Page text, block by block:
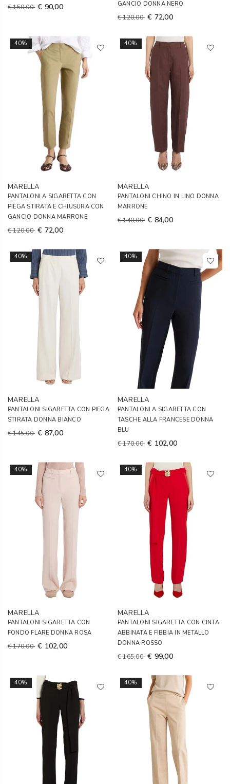
€ 150,00 € 90,00 GANCIO DONNA NERO
€ 120,00 € 72,00
40%
MARELLA
PANTALONI A SIGARETTA CON
PIEGA STIRATA E CHIUSURA CON
GANCIO DONNA MARRONE
€ 120,00 € 72,00
40%
MARELLA
PANTALONI CHINO IN LINO DONNA
MARRONE
€ 140,00 € 84,00
40%
MARELLA
PANTALONI SIGARETTA CON PIEGA
STIRATA DONNA BIANCO
€ 145,00 € 87,00
40%
MARELLA
PANTALONI A SIGARETTA CON
TASCHE ALLA FRANCESE DONNA
BLU
€ 170,00 € 102,00
40%
MARELLA
PANTALONI SIGARETTA CON
FONDO FLARE DONNA ROSA
€ 170,00 € 102,00
40%
MARELLA
PANTALONI SIGARETTA CON CINTA
ABBINATA E FIBBIA IN METALLO
DONNA ROSSO
€ 165,00 € 99,00
40% 40%